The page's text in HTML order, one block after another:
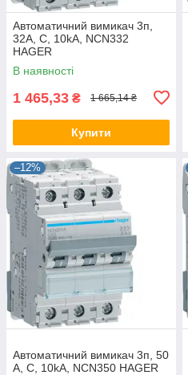
Автоматичний вимикач 3п,
32А, C, 10kA, NCN332
HAGER
В наявності
1 465,33 ₴ 1 665,14 ₴
Купити
–12%
Автоматичний вимикач 3п, 50
А, C, 10kA, NCN350 HAGER